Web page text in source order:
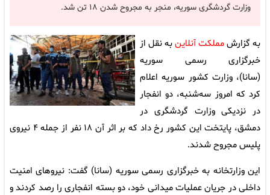
وزارت گردشگری سوریه، منجر به مجروح شدن ۱۸ تن شد.
به گزارشمملکت آنلاینبه نقل از
خبرگزاری رسمی سوریه
(سانا)، وزارت کشور سوریه اعلام
کرد که امروز سه‌شنبه، دو انفجار
در نزدیکی وزارت گردشگری در
دمشق، پایتخت این کشور رخ داد که بر اثر آن ۱۸ نفر از جمله ۴ نیروی
پلیس مجروح شدند.
این وزارتخانه به خبرگزاری رسمی سوریه (سانا) گفت: نیرو‌های امنیت
داخلی در جریان عملیات میدانی خود، دو بسته انفجاری را رصد کردند و